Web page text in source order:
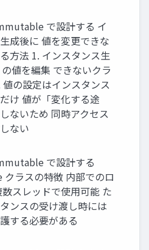
で設計する イ
成後に 値を変更できな
⽅法 1. インスタンス⽣
値を編集 できないクラ
値の設定はインスタンス
け 値が「変化する途
ないため 同時アクセス
ない
で設計する
ラスの特徴 内部でのロ
数スレッドで使⽤可能 た
ンスの受け渡し時には
する必要がある